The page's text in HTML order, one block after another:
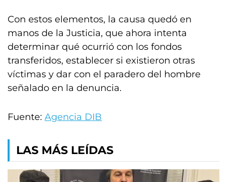
Con estos elementos, la causa quedó en
manos de la Justicia, que ahora intenta
determinar qué ocurrió con los fondos
transferidos, establecer si existieron otras
víctimas y dar con el paradero del hombre
señalado en la denuncia.
Fuente: Agencia DIB
LAS MÁS LEÍDAS